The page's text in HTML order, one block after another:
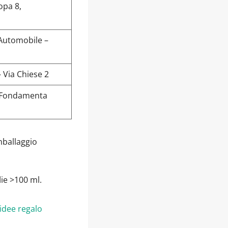
8,
–
Chiese 2
>100 ml.
regalo